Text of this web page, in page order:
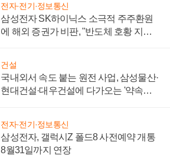
전자·전기·정보통신
삼성전자 SK하이닉스 소극적 주주환원
에 해외 증권가 비판, "반도체 호황 지속
건설
국내외서 속도 붙는 원전 사업, 삼성물산·
현대건설·대우건설에 다가오는 '약속의
전자·전기·정보통신
삼성전자, 갤럭시Z 폴드8 사전예약 개통
8월31일까지 연장